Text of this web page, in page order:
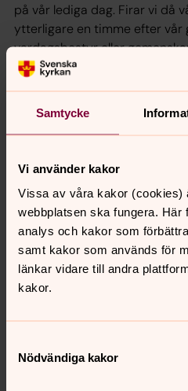
Samtycke
Vi använder kakor
Vissa av våra kakor (cookies)
webbplatsen ska fungera.
analys och kakor som
samt kakor som används för
länkar vidare till andra
kakor.
Nödvändiga kakor
på vår lediga dag. Firar vi då
ytterligare en timme efter vår
vardagsbestyr eller
Barn- &
Månsarps församling vill fira
tid där många som möjliggt
morgonen och deras behov
stort. Att vi väljer att fira vår
anpassning som vi tror gör
många famljer att delta i vår
hinna hem och ordna med
innehåll?